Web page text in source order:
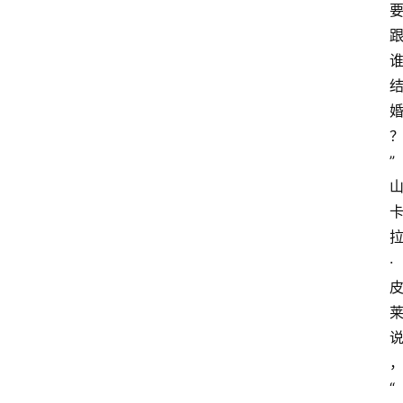
要
跟
谁
结
婚
？
”
山
卡
拉
·
皮
莱
说
，
“